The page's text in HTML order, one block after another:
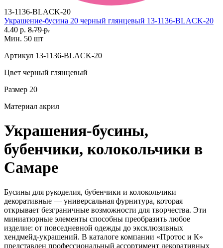
13-1136-BLACK-20
Украшение-бусина 20 черный глянцевый 13-1136-BLACK-20
4.40 р. 8.79 р.
Мин. 50 шт
Артикул 13-1136-BLACK-20
Цвет черный глянцевый
Размер 20
Материал акрил
Украшения-бусины,
бубенчики, колокольчики в
Самаре
Бусины для рукоделия, бубенчики и колокольчики
декоративные — универсальная фурнитура, которая
открывает безграничные возможности для творчества. Эти
миниатюрные элементы способны преобразить любое
изделие: от повседневной одежды до эксклюзивных
хендмейд-украшений. В каталоге компании «Протос и К»
представлен профессиональный ассортимент декоративных